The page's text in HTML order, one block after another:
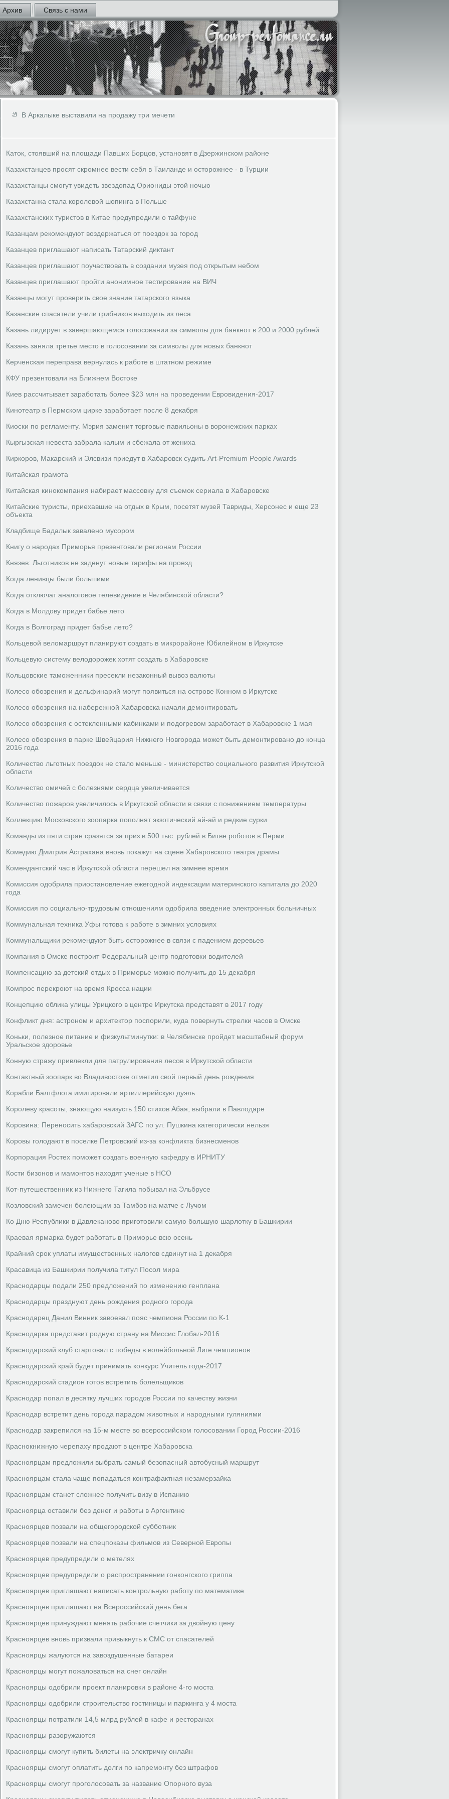
Архив Связь с нами
В Аркалыке выставили на продажу три мечети
Каток, стоявший на площади Павших Борцов, установят в Дзержинском районе
Казахстанцев просят скромнее вести себя в Таиланде и осторожнее - в Турции
Казахстанцы смогут увидеть звездопад Ориониды этой ночью
Казахстанка стала королевой шопинга в Польше
Казахстанских туристов в Китае предупредили о тайфуне
Казанцам рекомендуют воздержаться от поездок за город
Казанцев приглашают написать Татарский диктант
Казанцев приглашают поучаствовать в создании музея под открытым небом
Казанцев приглашают пройти анонимное тестирование на ВИЧ
Казанцы могут проверить свое знание татарского языка
Казанские спасатели учили грибников выходить из леса
Казань лидирует в завершающемся голосовании за символы для банкнот в 200 и 2000 рублей
Казань заняла третье место в голосовании за символы для новых банкнот
Керченская переправа вернулась к работе в штатном режиме
КФУ презентовали на Ближнем Востоке
Киев рассчитывает заработать более $23 млн на проведении Евровидения-2017
Кинотеатр в Пермском цирке заработает после 8 декабря
Киоски по регламенту. Мэрия заменит торговые павильоны в воронежских парках
Кыргызская невеста забрала калым и сбежала от жениха
Киркоров, Макарский и Элсвизи приедут в Хабаровск судить Art-Premium People Awards
Китайская грамота
Китайская кинокомпания набирает массовку для съемок сериала в Хабаровске
Китайские туристы, приехавшие на отдых в Крым, посетят музей Тавриды, Херсонес и еще 23
объекта
Кладбище Бадалык завалено мусором
Книгу о народах Приморья презентовали регионам России
Князев: Льготников не заденут новые тарифы на проезд
Когда ленивцы были большими
Когда отключат аналоговое телевидение в Челябинской области?
Когда в Молдову придет бабье лето
Когда в Волгоград придет бабье лето?
Кольцевой веломаршрут планируют создать в микрорайоне Юбилейном в Иркутске
Кольцевую систему велодорожек хотят создать в Хабаровске
Кольцовские таможенники пресекли незаконный вывоз валюты
Колесо обозрения и дельфинарий могут появиться на острове Конном в Иркутске
Колесо обозрения на набережной Хабаровска начали демонтировать
Колесо обозрения с остекленными кабинками и подогревом заработает в Хабаровске 1 мая
Колесо обозрения в парке Швейцария Нижнего Новгорода может быть демонтировано до конца
2016 года
Количество льготных поездок не стало меньше - министерство социального развития Иркутской
области
Количество омичей с болезнями сердца увеличивается
Количество пожаров увеличилось в Иркутской области в связи с понижением температуры
Коллекцию Московского зоопарка пополнят экзотический ай-ай и редкие сурки
Команды из пяти стран сразятся за приз в 500 тыс. рублей в Битве роботов в Перми
Комедию Дмитрия Астрахана вновь покажут на сцене Хабаровского театра драмы
Комендантский час в Иркутской области перешел на зимнее время
Комиссия одобрила приостановление ежегодной индексации материнского капитала до 2020
года
Комиссия по социально-трудовым отношениям одобрила введение электронных больничных
Коммунальная техника Уфы готова к работе в зимних условиях
Коммунальщики рекомендуют быть осторожнее в связи с падением деревьев
Компания в Омске построит Федеральный центр подготовки водителей
Компенсацию за детский отдых в Приморье можно получить до 15 декабря
Компрос перекроют на время Кросса нации
Концепцию облика улицы Урицкого в центре Иркутска представят в 2017 году
Конфликт дня: астроном и архитектор поспорили, куда повернуть стрелки часов в Омске
Коньки, полезное питание и физкультминутки: в Челябинске пройдет масштабный форум
Уральское здоровье
Конную стражу привлекли для патрулирования лесов в Иркутской области
Контактный зоопарк во Владивостоке отметил свой первый день рождения
Корабли Балтфлота имитировали артиллерийскую дуэль
Королеву красоты, знающую наизусть 150 стихов Абая, выбрали в Павлодаре
Коровина: Переносить хабаровский ЗАГС по ул. Пушкина категорически нельзя
Коровы голодают в поселке Петровский из-за конфликта бизнесменов
Корпорация Ростех поможет создать военную кафедру в ИРНИТУ
Кости бизонов и мамонтов находят ученые в НСО
Кот-путешественник из Нижнего Тагила побывал на Эльбрусе
Козловский замечен болеющим за Тамбов на матче с Лучом
Ко Дню Республики в Давлеканово приготовили самую большую шарлотку в Башкирии
Краевая ярмарка будет работать в Приморье всю осень
Крайний срок уплаты имущественных налогов сдвинут на 1 декабря
Красавица из Башкирии получила титул Посол мира
Краснодарцы подали 250 предложений по изменению генплана
Краснодарцы празднуют день рождения родного города
Краснодарец Данил Винник завоевал пояс чемпиона России по К-1
Краснодарка представит родную страну на Миссис Глобал-2016
Краснодарский клуб стартовал с победы в волейбольной Лиге чемпионов
Краснодарский край будет принимать конкурс Учитель года-2017
Краснодарский стадион готов встретить болельщиков
Краснодар попал в десятку лучших городов России по качеству жизни
Краснодар встретит день города парадом животных и народными гуляниями
Краснодар закрепился на 15-м месте во всероссийском голосовании Город России-2016
Краснокнижную черепаху продают в центре Хабаровска
Красноярцам предложили выбрать самый безопасный автобусный маршрут
Красноярцам стала чаще попадаться контрафактная незамерзайка
Красноярцам станет сложнее получить визу в Испанию
Красноярца оставили без денег и работы в Аргентине
Красноярцев позвали на общегородской субботник
Красноярцев позвали на спецпоказы фильмов из Северной Европы
Красноярцев предупредили о метелях
Красноярцев предупредили о распространении гонконгского гриппа
Красноярцев приглашают написать контрольную работу по математике
Красноярцев приглашают на Всероссийский день бега
Красноярцев принуждают менять рабочие счетчики за двойную цену
Красноярцев вновь призвали привыкнуть к СМС от спасателей
Красноярцы жалуются на завоздушенные батареи
Красноярцы могут пожаловаться на снег онлайн
Красноярцы одобрили проект планировки в районе 4-го моста
Красноярцы одобрили строительство гостиницы и паркинга у 4 моста
Красноярцы потратили 14,5 млрд рублей в кафе и ресторанах
Красноярцы разоружаются
Красноярцы смогут купить билеты на электричку онлайн
Красноярцы смогут оплатить долги по капремонту без штрафов
Красноярцы смогут проголосовать за название Опорного вуза